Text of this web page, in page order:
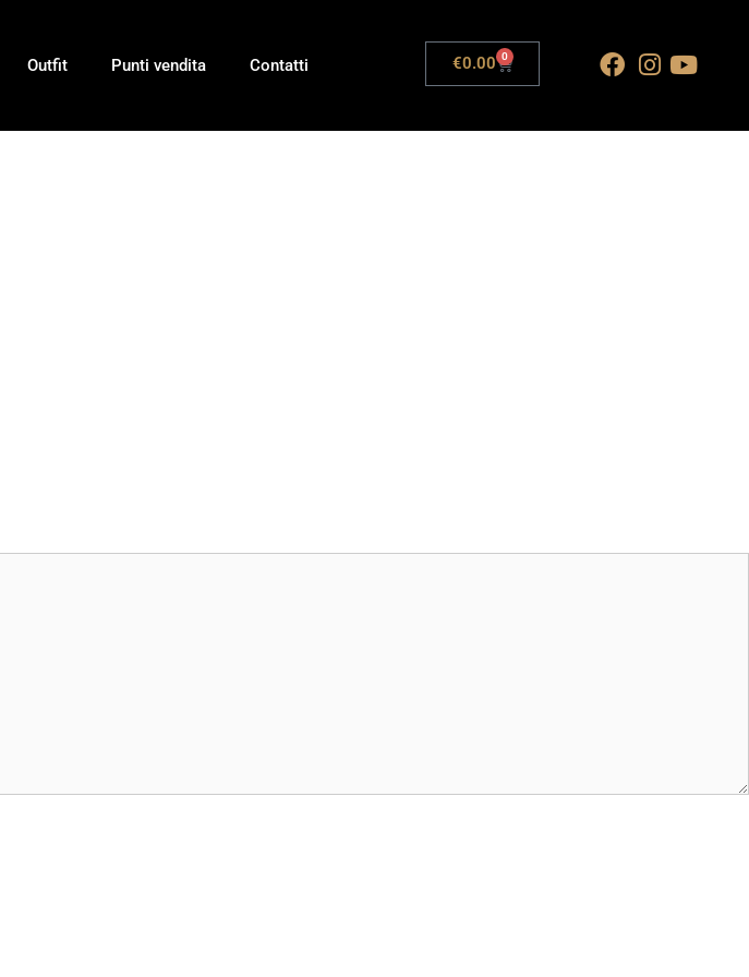
Outfit Punti vendita Contatti €0.00 0